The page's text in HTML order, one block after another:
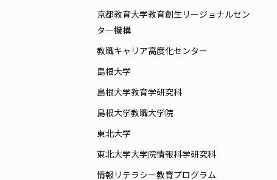
京都教育大学教育創生リージョナルセン
ター機構
教職キャリア高度化センター
島根大学
島根大学教育学研究科
島根大学教職大学院
東北大学
東北大学大学院情報科学研究科
情報リテラシー教育プログラム